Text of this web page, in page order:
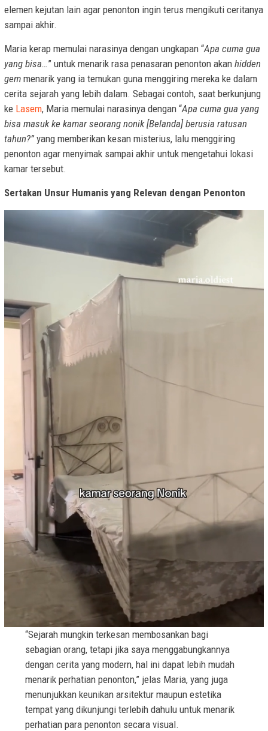
elemen kejutan lain agar penonton ingin terus mengikuti ceritanya
sampai akhir.
Maria kerap memulai narasinya dengan ungkapan “Apa cuma gua
yang bisa…” untuk menarik rasa penasaran penonton akan hidden
gem menarik yang ia temukan guna menggiring mereka ke dalam
cerita sejarah yang lebih dalam. Sebagai contoh, saat berkunjung
ke Lasem, Maria memulai narasinya dengan “Apa cuma gua yang
bisa masuk ke kamar seorang nonik [Belanda] berusia ratusan
tahun?” yang memberikan kesan misterius, lalu menggiring
penonton agar menyimak sampai akhir untuk mengetahui lokasi
kamar tersebut.
Sertakan Unsur Humanis yang Relevan dengan Penonton
“Sejarah mungkin terkesan membosankan bagi
sebagian orang, tetapi jika saya menggabungkannya
dengan cerita yang modern, hal ini dapat lebih mudah
menarik perhatian penonton,” jelas Maria, yang juga
menunjukkan keunikan arsitektur maupun estetika
tempat yang dikunjungi terlebih dahulu untuk menarik
perhatian para penonton secara visual.